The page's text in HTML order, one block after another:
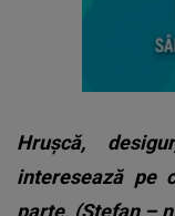
Hruşcă,
interesează pe
parte, (Ștefan –